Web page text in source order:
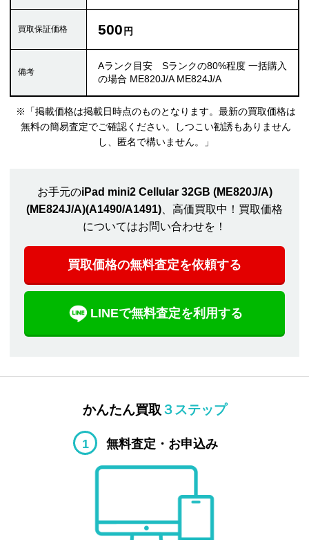
500
Aランク目安 Sランクの80%程度 一括購入
の場合 ME820J/A ME824J/A
※「掲載価格は掲載日時点のものとなります。最新の買取価格は
無料の簡易査定でご確認ください。しつこい勧誘もありません
し、匿名で構いません。」
お手元のiPad mini2 Cellular 32GB (ME820J/A)
(ME824J/A)(A1490/A1491) 、高価買取中！買取価格
についてはお問い合わせを！
買取価格の無料査定を依頼する
LINEで無料査定を利用する
かんたん買取 ３ステップ
1 無料査定・お申込み